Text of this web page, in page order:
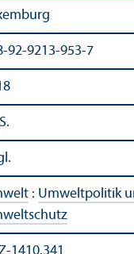
92-9213-953-7
: Umweltpolitik